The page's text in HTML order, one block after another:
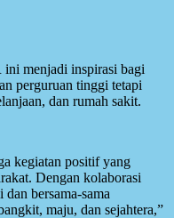
ini menjadi inspirasi bagi
perguruan tinggi tetapi
dan rumah sakit.
kegiatan positif yang
Dengan kolaborasi
bersama-sama
maju, dan sejahtera,”